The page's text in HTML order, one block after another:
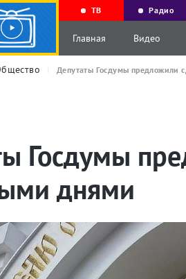
ТВ Радио
Главная Видео
Депутаты Госдумы предложили
Госдумы
днями